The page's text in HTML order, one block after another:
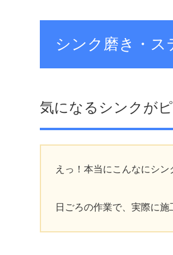
シンク磨き・ス
気になるシンクが
えっ！本当にこんなにシ
日ごろの作業で、実際に